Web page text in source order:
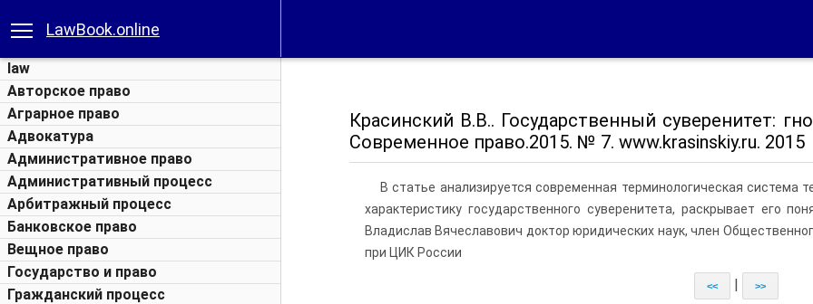
LawBook.online
law
Авторское право
Аграрное право
Адвокатура
Административное право
Административный процесс
Арбитражный процесс
Банковское право
Вещное право
Государство и право
Гражданский процесс
Красинский В.В.. Государственный суверенитет:
Современное право.2015. № 7. www.krasinskiy.ru. 2015
В статье анализируется современная терминологическая система
характеристику государственного суверенитета, раскрывает его
Владислав Вячеславович доктор юридических наук, член
при ЦИК России
<< >>